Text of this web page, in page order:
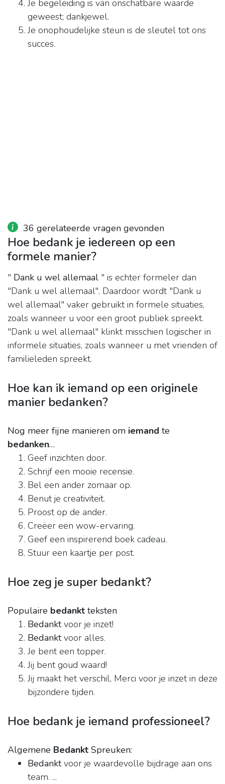
Je begeleiding is van onschatbare waarde
geweest; dankjewel.
Je onophoudelijke steun is de sleutel tot ons
succes.
36 gerelateerde vragen gevonden
Hoe bedank je iedereen op een
formele manier?
" Dank u wel allemaal " is echter formeler dan
"Dank u wel allemaal". Daardoor wordt "Dank u
wel allemaal" vaker gebruikt in formele situaties,
zoals wanneer u voor een groot publiek spreekt.
"Dank u wel allemaal" klinkt misschien logischer in
informele situaties, zoals wanneer u met vrienden of
familieleden spreekt.
Hoe kan ik iemand op een originele
manier bedanken?
Nog meer fijne manieren om iemand te
bedanken…
Geef inzichten door.
Schrijf een mooie recensie.
Bel een ander zomaar op.
Benut je creativiteit.
Proost op de ander.
Creëer een wow-ervaring.
Geef een inspirerend boek cadeau.
Stuur een kaartje per post.
Hoe zeg je super bedankt?
Populaire bedankt teksten
Bedanktvoor je inzet!
Bedanktvoor alles.
Je bent een topper.
Jij bent goud waard!
Jij maakt het verschil, Merci voor je inzet in deze
bijzondere tijden.
Hoe bedank je iemand professioneel?
Algemene Bedankt Spreuken:
Bedanktvoor je waardevolle bijdrage aan ons
team. ...